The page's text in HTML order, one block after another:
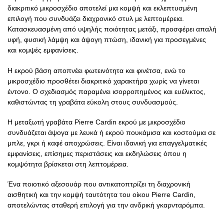
διακριτικό μικροσχέδιο αποτελεί μια κομψή και εκλεπτυσμένη
επιλογή που συνδυάζει διαχρονικό στυλ με λεπτομέρεια.
Κατασκευασμένη από υψηλής ποιότητας μετάξι, προσφέρει απαλή
υφή, φυσική λάμψη και άψογη πτώση, ιδανική για προσεγμένες
και κομψές εμφανίσεις.
Η εκρού βάση αποπνέει φωτεινότητα και φινέτσα, ενώ το
μικροσχέδιο προσθέτει διακριτικό χαρακτήρα χωρίς να γίνεται
έντονο. Ο σχεδιασμός παραμένει ισορροπημένος και ευέλικτος,
καθιστώντας τη γραβάτα εύκολη στους συνδυασμούς.
Η μεταξωτή γραβάτα Pierre Cardin εκρού με μικροσχέδιο
συνδυάζεται άψογα με λευκά ή εκρού πουκάμισα και κοστούμια σε
μπλε, γκρι ή καφέ αποχρώσεις. Είναι ιδανική για επαγγελματικές
εμφανίσεις, επίσημες περιστάσεις και εκδηλώσεις όπου η
κομψότητα βρίσκεται στη λεπτομέρεια.
Ένα ποιοτικό αξεσουάρ που αντικατοπτρίζει τη διαχρονική
αισθητική και την κομψή ταυτότητα του οίκου Pierre Cardin,
αποτελώντας σταθερή επιλογή για την ανδρική γκαρνταρόμπα.